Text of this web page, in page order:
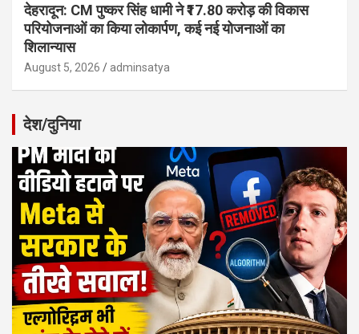
देहरादून: CM पुष्कर सिंह धामी ने ₹17.80 करोड़ की विकास
परियोजनाओं का किया लोकार्पण, कई नई योजनाओं का
शिलान्यास
August 5, 2026 adminsatya
देश/दुनिया